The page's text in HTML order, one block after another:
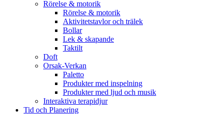
Rörelse & motorik
Rörelse & motorik
Aktivitetstavlor och trälek
Bollar
Lek & skapande
Taktilt
Doft
Orsak-Verkan
Paletto
Produkter med inspelning
Produkter med ljud och musik
Interaktiva terapidjur
Tid och Planering